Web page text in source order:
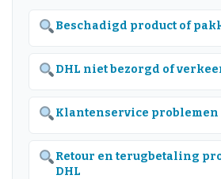
Beschadigd product of
DHL niet bezorgd of
Klantenservice problemen
Retour en terugbetaling
DHL